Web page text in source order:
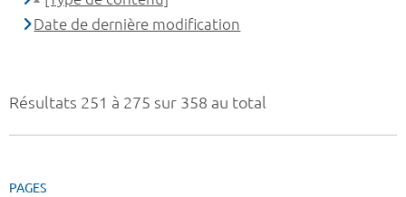
Résultats 251 à 275 sur 358 au total
PAGES
Date de dernière modification